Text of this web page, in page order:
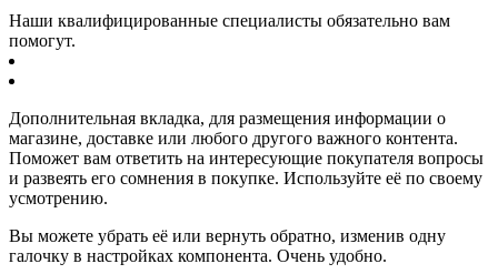
Наши квалифицированные специалисты обязательно вам
помогут.
Дополнительная вкладка, для размещения информации о
магазине, доставке или любого другого важного контента.
Поможет вам ответить на интересующие покупателя вопросы
и развеять его сомнения в покупке. Используйте её по своему
усмотрению.
Вы можете убрать её или вернуть обратно, изменив одну
галочку в настройках компонента. Очень удобно.